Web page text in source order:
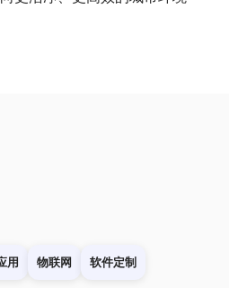
用 物联网 软件定制